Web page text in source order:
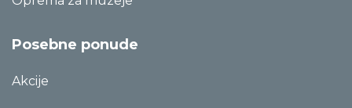
Posebne ponude
Akcije